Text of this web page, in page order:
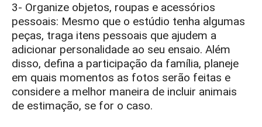
3- Organize objetos, roupas e acessórios
pessoais: Mesmo que o estúdio tenha algumas
peças, traga itens pessoais que ajudem a
adicionar personalidade ao seu ensaio. Além
disso, defina a participação da família, planeje
em quais momentos as fotos serão feitas e
considere a melhor maneira de incluir animais
de estimação, se for o caso.